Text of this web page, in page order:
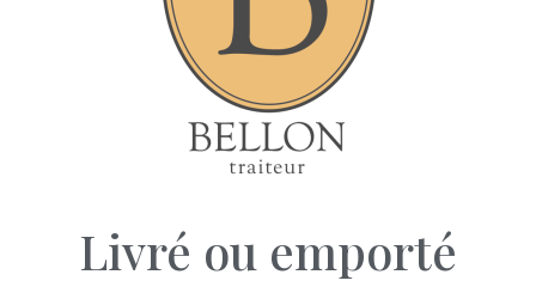
Livré ou emporté